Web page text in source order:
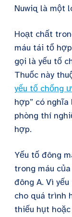
Nuwiq là một
Hoạt chất
máu tái tổ
gọi là yếu tố
Thuốc này
yếu tố chống
hợp” có
phòng thí
hợp.
Yếu tố đông
trong máu
đông A. Vì
cho quá trình
thiếu hụt